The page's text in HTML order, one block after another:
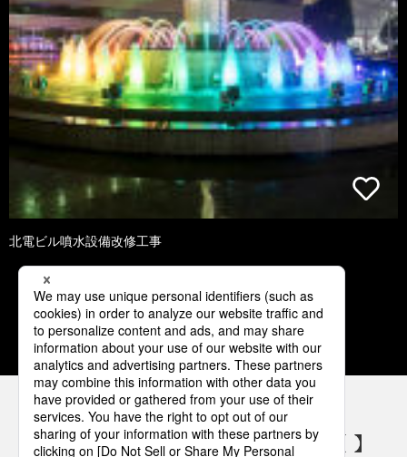
北電ビル噴水設備改修工事
2 3 4 5 6
パナソニックの電気設備 SNSアカウント